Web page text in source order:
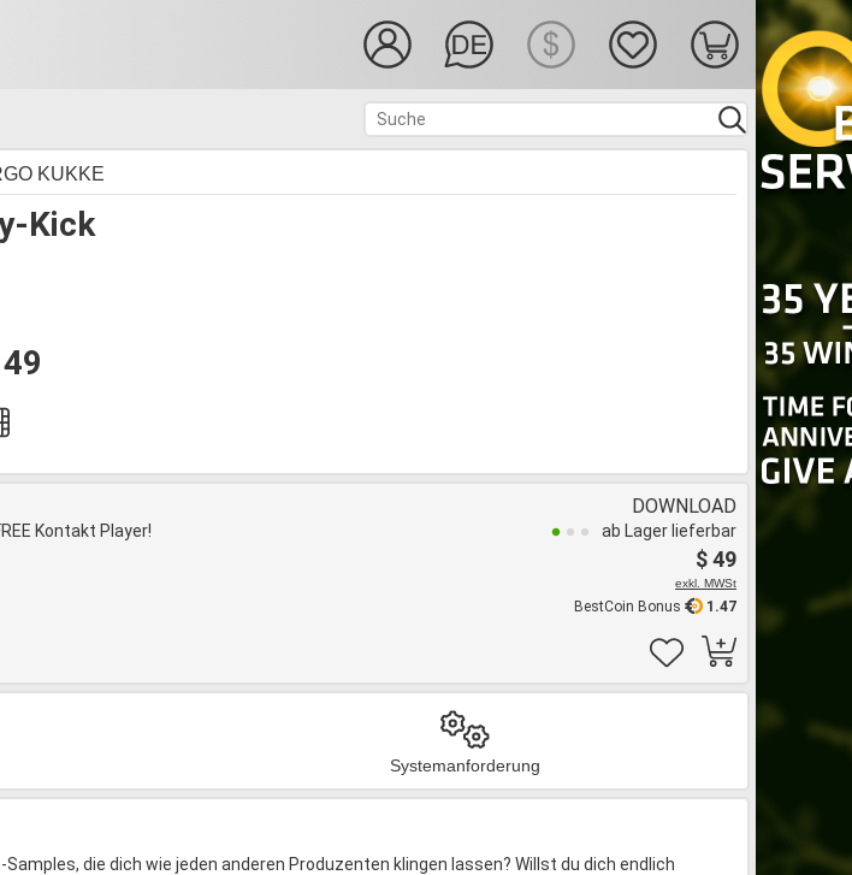
Kick
KUKKE
Kontakt Player!
DOWNLOAD
ab Lager lieferbar
$ 49
exkl. MWSt
1.47
BestCoin Bonus
Systemanforderung
die dich wie jeden anderen Produzenten klingen lassen? Willst du dich endlich